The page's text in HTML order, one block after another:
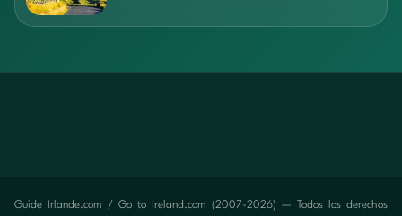
Guide Irlande.com / Go to Ireland.com (2007-2026) — Todos los derechos